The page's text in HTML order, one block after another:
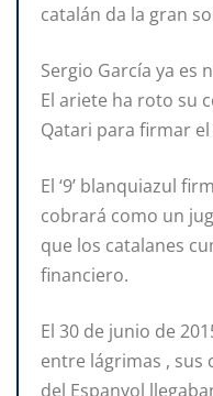
catalán da la gran
Sergio García ya es
El ariete ha roto su
Qatari para firmar
El ‘9’ blanquiazul
cobrará como un
que los catalanes
financiero.
El 30 de junio de
entre lágrimas , sus
del Espanyol